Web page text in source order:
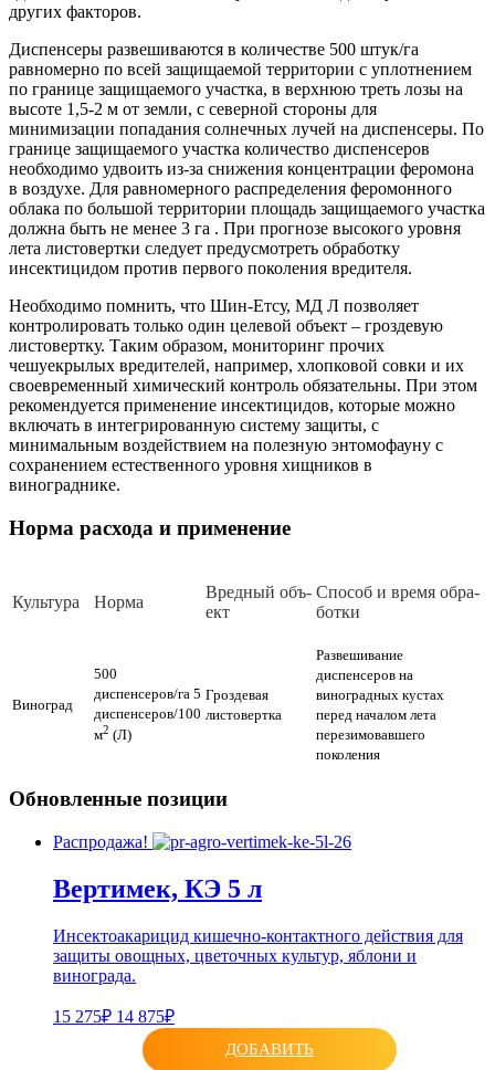
других факторов.
Диспенсеры развешиваются в количестве 500 штук/га
равномерно по всей защищаемой территории с уплотнением
по границе защищаемого участка, в верхнюю треть лозы на
высоте 1,5-2 м от земли, с северной стороны для
минимизации попадания солнечных лучей на диспенсеры. По
границе защищаемого участка количество диспенсеров
необходимо удвоить из-за снижения концентрации феромона
в воздухе. Для равномерного распределения феромонного
облака по большой территории площадь защищаемого участка
должна быть не менее 3 га . При прогнозе высокого уровня
лета листовертки следует предусмотреть обработку
инсектицидом против первого поколения вредителя.
Необходимо помнить, что Шин-Етсу, МД Л позволяет
контролировать только один целевой объект – гроздевую
листовертку. Таким образом, мониторинг прочих
чешуекрылых вредителей, например, хлопковой совки и их
своевременный химический контроль обязательны. При этом
рекомендуется применение инсектицидов, которые можно
включать в интегрированную систему защиты, с
минимальным воздействием на полезную энтомофауну с
сохранением естественного уровня хищников в
винограднике.
Норма расхода и применение
Куль­ту­ра Нор­ма
Вред­ный объ­
ект
Спо­соб и вре­мя об­ра­
бот­ки
Виноград
500
диспенсеров/га 5
диспенсеров/100
м2 (Л)
Гроздевая
листовертка
Развешивание
диспенсеров на
виноградных кустах
перед началом лета
перезимовавшего
поколения
Обновленные позиции
Распродажа!
Вертимек, КЭ 5 л
Инсектоакарицид кишечно-контактного действия для
защиты овощных, цветочных культур, яблони и
винограда.
15 275₽ 14 875₽
ДОБАВИТЬ